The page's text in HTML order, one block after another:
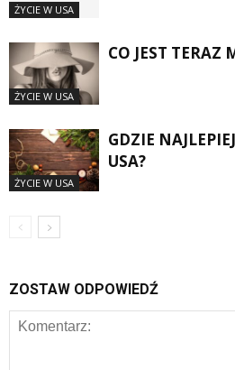
ŻYCIE W USA
ŻYCIE W USA
CO JEST TERAZ
ŻYCIE W USA
GDZIE
USA?
ZOSTAW ODPOWIEDŹ